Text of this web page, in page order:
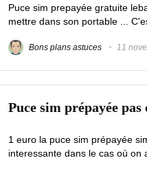
Puce sim prepayée gratuite
mettre dans son portable ...
Bons plans astuces 11
Puce sim prépayée
1 euro la puce sim prépayée
interessante dans le cas où on